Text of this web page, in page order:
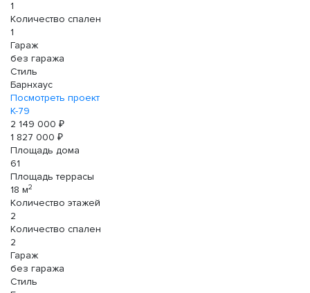
1
Количество спален
1
Гараж
без гаража
Стиль
Барнхаус
Посмотреть проект
К-79
2 149 000 ₽
1 827 000 ₽
Площадь дома
61
Площадь террасы
18 м2
Количество этажей
2
Количество спален
2
Гараж
без гаража
Стиль